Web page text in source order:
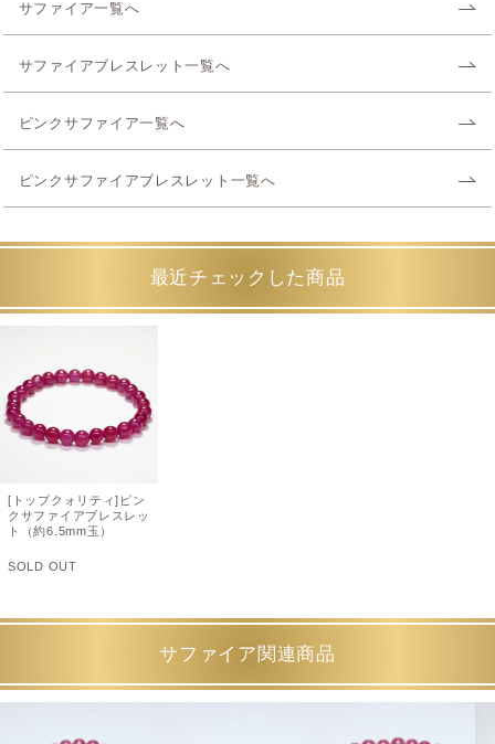
サファイア一覧へ
サファイアブレスレット一覧へ
ピンクサファイア一覧へ
ピンクサファイアブレスレット一覧へ
最近チェックした商品
[トップクォリティ]ピン
クサファイアブレスレッ
ト（約6.5mm玉）
SOLD OUT
サファイア関連商品